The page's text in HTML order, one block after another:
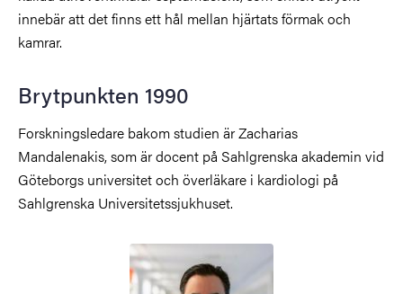
innebär att det finns ett hål mellan hjärtats förmak och
kamrar.
Brytpunkten 1990
Forskningsledare bakom studien är Zacharias
Mandalenakis, som är docent på Sahlgrenska akademin vid
Göteborgs universitet och överläkare i kardiologi på
Sahlgrenska Universitetssjukhuset.
Bild